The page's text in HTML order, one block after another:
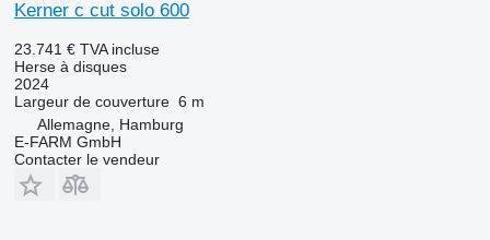
Kerner c cut solo 600
23.741 € TVA incluse
Herse à disques
2024
Largeur de couverture 6 m
Allemagne, Hamburg
E-FARM GmbH
Contacter le vendeur